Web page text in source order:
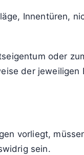
Innentüren,
oder
der jeweiligen
vorliegt,
sein.